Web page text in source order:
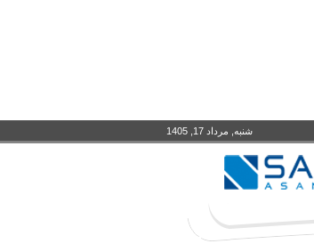
شنبه, مرداد 17, 1405